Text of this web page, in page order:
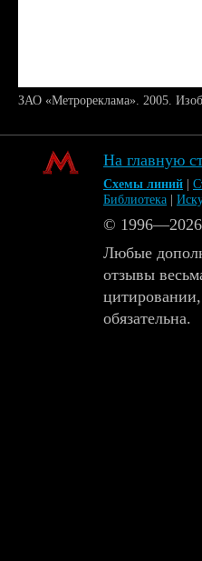
ЗАО «Метрореклама». 2005.
На главную
Схемы линий
Библиотека
© 1996—2026
Любые
отзывы
обязательна.